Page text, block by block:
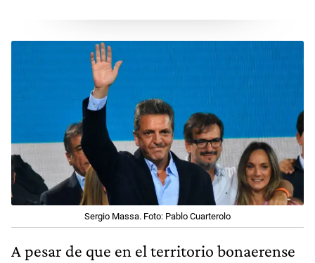
Sergio Massa. Foto: Pablo Cuarterolo
A pesar de que en el territorio bonaerense